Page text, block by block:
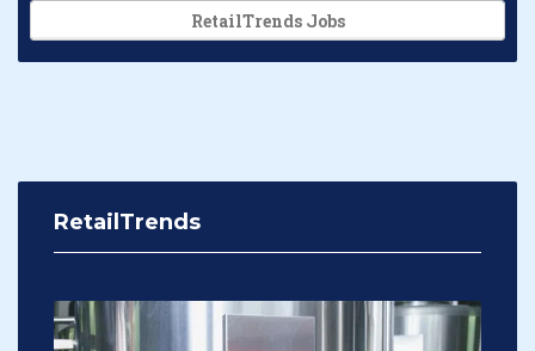
RetailTrends Jobs
RetailTrends